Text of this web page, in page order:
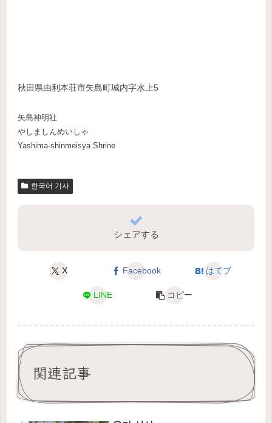
秋田県由利本荘市矢島町城内字水上5
矢島神明社
やしましんめいしゃ
Yashima-shinmeisya Shrine
한국어 기사
シェアする
X Facebook はてブ
LINE コピー
関連記事